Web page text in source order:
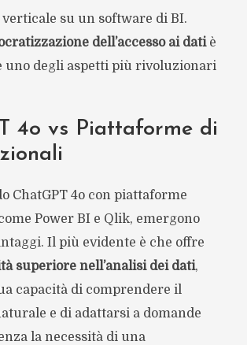
su un software di BI.
dell’accesso ai datiè
uno degli aspetti più rivoluzionari
4o vs Piattaforme di
ChatGPT 4o con piattaforme
Power BI e Qlik, emergono
Il più evidente è che offre
superiore nell’analisi dei dati,
capacità di comprendere il
e di adattarsi a domande
la necessità di una